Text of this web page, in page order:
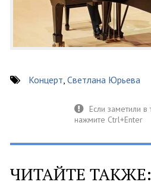
Концерт, Светлана Юрьева
ЧИТАЙТЕ ТАКЖЕ: